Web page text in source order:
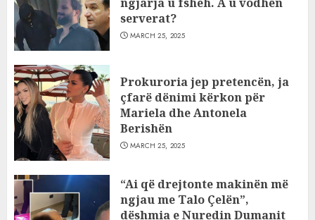
serverat?
MARCH 25, 2025
Prokuroria jep pretencën, ja
çfarë dënimi kërkon për
Mariela dhe Antonela
Berishën
MARCH 25, 2025
“Ai që drejtonte makinën më
ngjau me Talo Çelën”,
dëshmia e Nuredin Dumanit